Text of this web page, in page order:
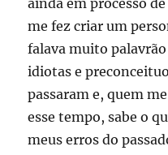
ainda em processo
me fez criar um
falava muito
idiotas e
passaram e, quem
esse tempo, sabe o
meus erros do